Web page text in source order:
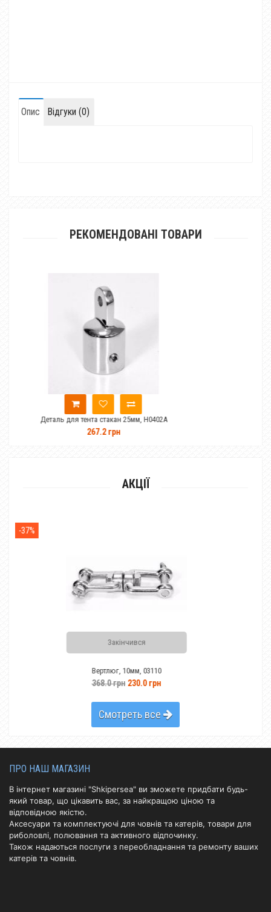
Опис Відгуки (0)
РЕКОМЕНДОВАНІ ТОВАРИ
стакан 25мм, H0402A
АКЦІЇ
Вертлюг, 10мм, 03110
230.0 грн
Смотреть все
ПРО НАШ МАГАЗИН
В інтернет магазині "Shkipersea" ви зможете придбати будь-
який товар, що цікавить вас, за найкращою ціною та
відповідною якістю.
Аксесуари та комплектуючі для човнів та катерів, товари для
риболовлі, полювання та активного відпочинку.
Також надаються послуги з переобладнання та ремонту ваших
катерів та човнів.